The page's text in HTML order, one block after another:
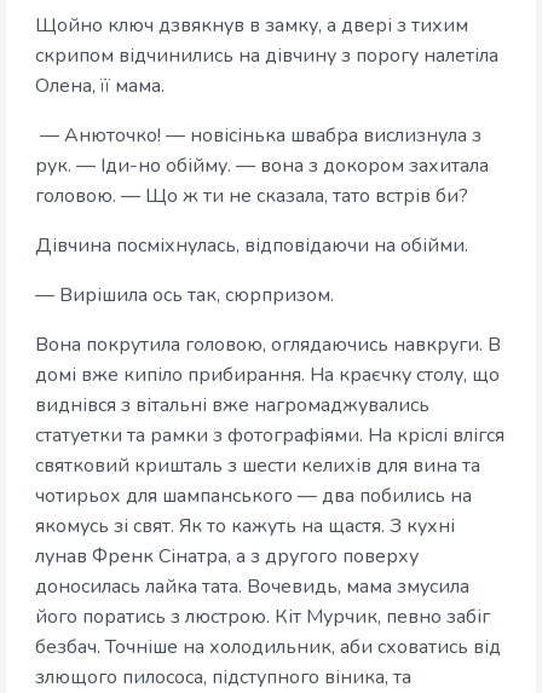
Щойно ключ дзвякнув в замку, а двері з тихим
скрипом відчинились на дівчину з порогу налетіла
Олена, її мама.
— Анюточко! — новісінька швабра вислизнула з
рук. — Іди-но обійму. — вона з докором захитала
головою. — Що ж ти не сказала, тато встрів би?
Дівчина посміхнулась, відповідаючи на обійми.
— Вирішила ось так, сюрпризом.
Вона покрутила головою, оглядаючись навкруги. В
домі вже кипіло прибирання. На краєчку столу, що
виднівся з вітальні вже нагромаджувались
статуетки та рамки з фотографіями. На кріслі влігся
святковий кришталь з шести келихів для вина та
чотирьох для шампанського — два побились на
якомусь зі свят. Як то кажуть на щастя. З кухні
лунав Френк Сінатра, а з другого поверху
доносилась лайка тата. Вочевидь, мама змусила
його поратись з люстрою. Кіт Мурчик, певно забіг
безбач. Точніше на холодильник, аби сховатись від
злющого пилососа, підступного віника, та